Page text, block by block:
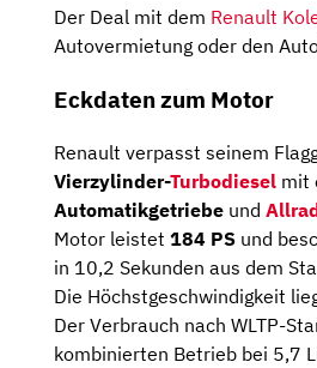
Der Deal mit dem Renault
Autovermietung oder den
Eckdaten zum Motor
Renault verpasst seinem
Vierzylinder-Turbodiesel mit
Automatikgetriebe und
Motor leistet 184 PS und
in 10,2 Sekunden aus dem
Die Höchstgeschwindigkeit
Der Verbrauch nach WLTP-
kombinierten Betrieb bei 5,7